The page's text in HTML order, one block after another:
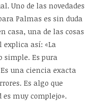
Uno de las novedades
Palmas es sin duda
casa, una de las cosas
explica así: «La
simple. Es pura
una ciencia exacta
Es algo que
muy complejo».